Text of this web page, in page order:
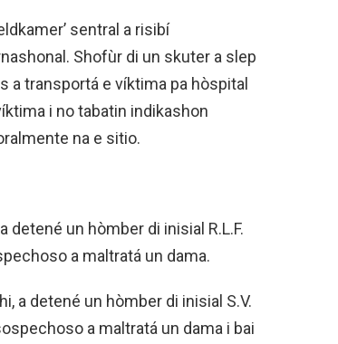
sentral a risibí
Shofùr di un skuter a slep
a transportá e víktima pa hòspital
i no tabatin indikashon
na e sitio.
detené un hòmber di inisial R.L.F.
a maltratá un dama.
a detené un hòmber di inisial S.V.
a maltratá un dama i bai